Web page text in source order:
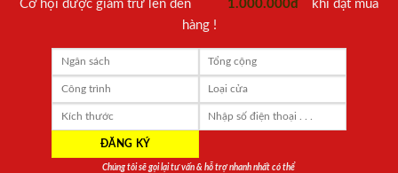
Cơ hội được giảm trừ lên đến 1.000.000đ
khi đặt mua
hàng !
Chúng tôi sẽ gọi lại tư vấn & hỗ trợ nhanh nhất có thể